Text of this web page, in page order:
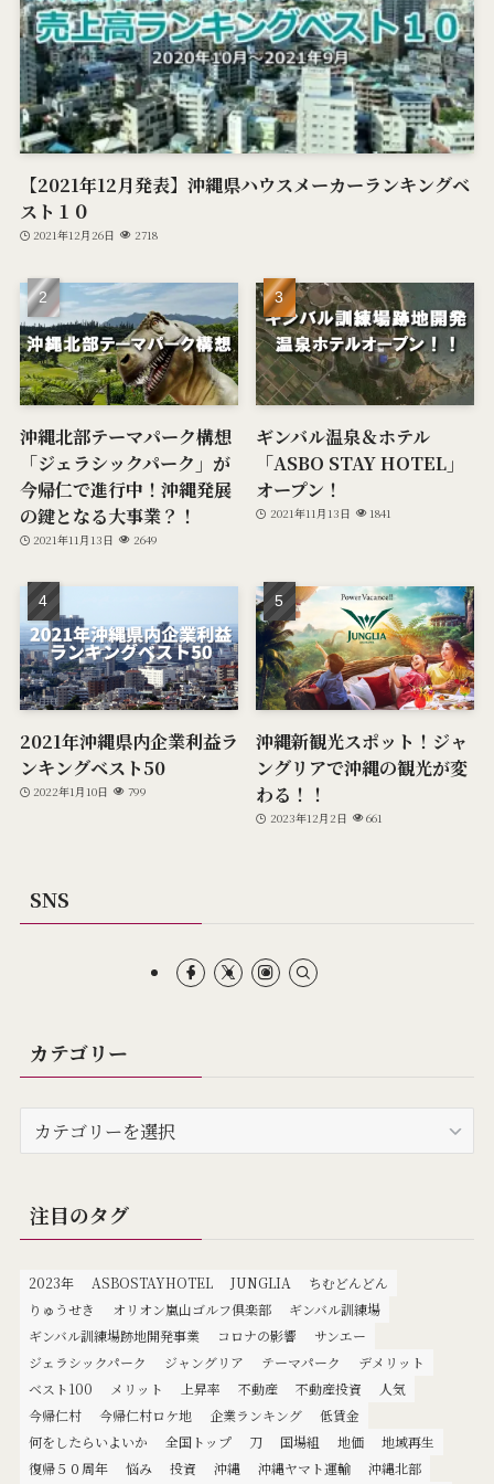
【2021年12月発表】沖縄県ハウスメーカーランキングベ
スト１０
2021年12月26日 2718
沖縄北部テーマパーク構想
「ジェラシックパーク」が
今帰仁で進行中！沖縄発展
の鍵となる大事業？！
2021年11月13日 2649
ギンバル温泉＆ホテル
「ASBO STAY HOTEL」
オープン！
2021年11月13日 1841
2021年沖縄県内企業利益ラ
ンキングベスト50
2022年1月10日 799
沖縄新観光スポット！ジャ
ングリアで沖縄の観光が変
わる！！
2023年12月2日 661
SNS
カテゴリー
テ
リ
ー
注目のタグ
2023年 ASBOSTAYHOTEL JUNGLIA
ちむどんどん
りゅうせき
オリオン嵐山ゴルフ倶楽部
ギンバル訓練場
ギンバル訓練場跡地開発事業
コロナの影響
サンエー
ジェラシックパーク
ジャングリア テーマパーク
デメリット
ベスト100
メリット 上昇率 不動産 不動産投資
人気
今帰仁村
今帰仁村ロケ地 企業ランキング
低賃金
何をしたらいよいか
全国トップ 刀 国場組 地価
地域再生
復帰５０周年
悩み 投資 沖縄 沖縄ヤマト運輸 沖縄北部